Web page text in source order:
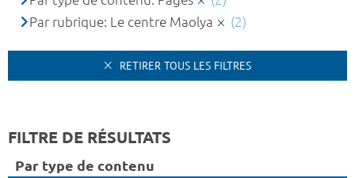
Par rubrique: Le centre Maolya
(2)
RETIRER TOUS LES FILTRES
FILTRE DE RÉSULTATS
Par type de contenu